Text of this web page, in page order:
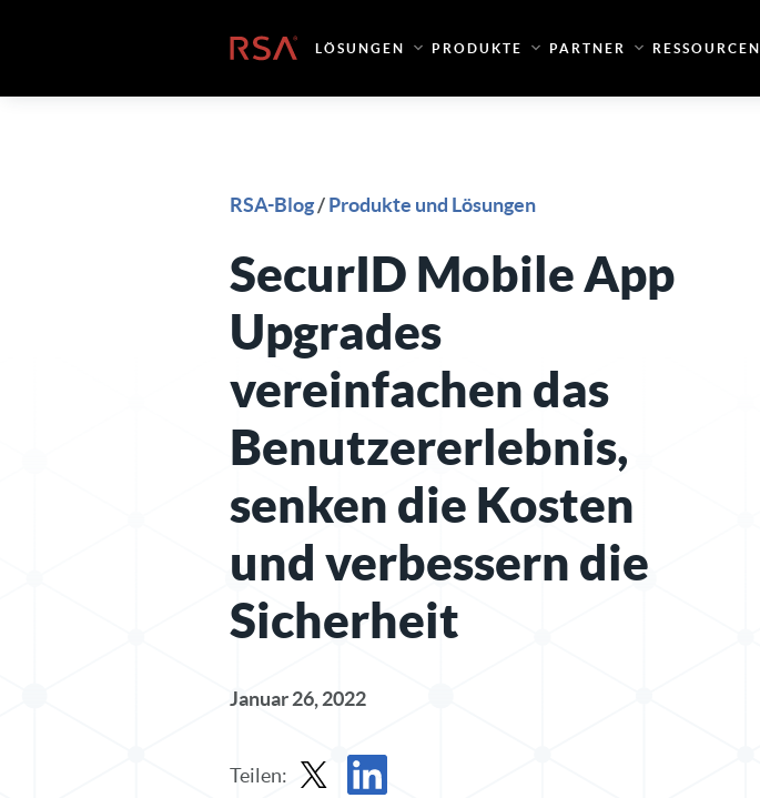
StartseiteLÖSUNGEN PRODUKTE PARTNER RESSOURCEN
RSA-Blog/Produkte und Lösungen
SecurID Mobile App
Upgrades
vereinfachen das
Benutzererlebnis,
senken die Kosten
und verbessern die
Sicherheit
Januar 26, 2022
Teilen: